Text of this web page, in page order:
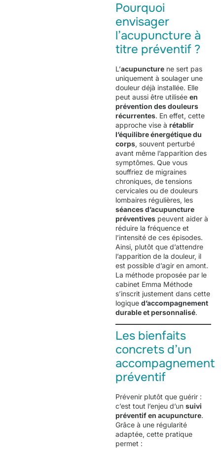
Pourquoi
envisager
l’acupuncture à
titre préventif ?
L’acupuncture ne sert pas
uniquement à soulager une
douleur déjà installée. Elle
peut aussi être utilisée en
prévention des douleurs
récurrentes. En effet, cette
approche vise à rétablir
l’équilibre énergétique du
corps, souvent perturbé
avant même l’apparition des
symptômes. Que vous
souffriez de migraines
chroniques, de tensions
cervicales ou de douleurs
lombaires régulières, les
séances d’acupuncture
préventives peuvent aider à
réduire la fréquence et
l’intensité de ces épisodes.
Ainsi, plutôt que d’attendre
l’apparition de la douleur, il
est possible d’agir en amont.
La méthode proposée par le
cabinet Emma Méthode
s’inscrit justement dans cette
logique d’accompagnement
durable et personnalisé.
Les bienfaits
concrets d’un
accompagnement
préventif
Prévenir plutôt que guérir :
c’est tout l’enjeu d’un suivi
préventif en acupuncture.
Grâce à une régularité
adaptée, cette pratique
permet :